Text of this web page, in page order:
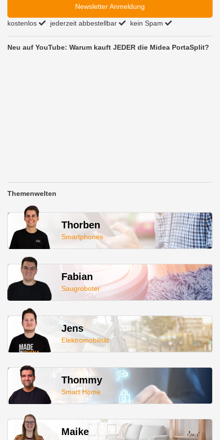
Newsletter Anmeldung
kostenlos jederzeit abbestellbar kein Spam
Neu auf YouTube: Warum kauft JEDER die Midea PortaSplit?
Themenwelten
Thorben
Smartphones
Fabian
Saugroboter
Jens
Elektromobilität
Thommy
Smart Home
Maike